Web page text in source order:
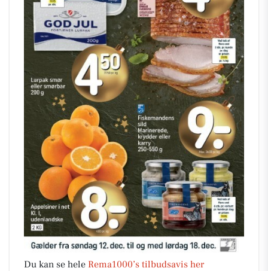
Du kan se hele Rema1000’s tilbudsavis her